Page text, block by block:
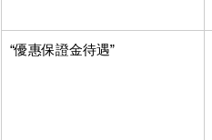
“優惠保證金待遇”